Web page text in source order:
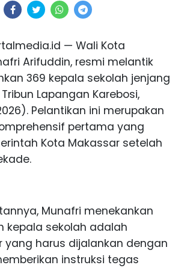
— Wali Kota
Arifuddin, resmi melantik
369 kepala sekolah jenjang
Lapangan Karebosi,
Pelantikan ini merupakan
pertama yang
Kota Makassar setelah
Munafri menekankan
kepala sekolah adalah
yang harus dijalankan dengan
instruksi tegas